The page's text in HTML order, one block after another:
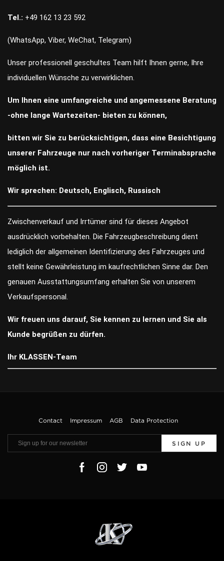
Tel.: +49 162 13 23 592
(WhatsApp, Viber, WeChat, Telegram)
Unser professionell geschultes Team hilft Ihnen gerne, Ihre
individuellen Wünsche zu verwirklichen.
Um Ihnen eine umfangreiche und angemessene Beratung
-ohne lange Wartezeiten- bieten zu können,
bitten wir Sie zu berücksichtigen, dass eine Besichtigung
unserer Fahrzeuge nur nach vorheriger Terminabsprache
möglich ist.
Wir sprechen: Deutsch, Englisch, Russisch
Zwischenverkauf und Irrtümer sind für dieses Angebot
ausdrücklich vorbehalten. Die Fahrzeugbeschreibung dient
lediglich der allgemeinen Identifizierung des Fahrzeuges und
stellt keine Gewährleistung im kaufrechtlichen Sinne dar. Den
genauen Ausstattungsumfang erhalten Sie von unserem
Verkaufspersonal.
Wir freuen uns darauf, Sie kennen zu lernen und Sie als
Kunde begrüßen zu dürfen.
Ihr KLASSEN-Team
Contact Impressum AGB Data Protection
SIGN UP